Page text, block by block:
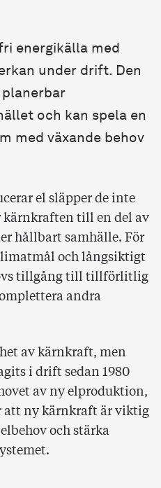
energikälla med
under drift. Den
och kan spela en
med växande behov
el släpper de inte
kärnkraften till en del av
hållbart samhälle. För
och långsiktigt
tillgång till tillförlitlig
andra
av kärnkraft, men
i drift sedan 1980
av ny elproduktion,
att ny kärnkraft är viktig
och stärka